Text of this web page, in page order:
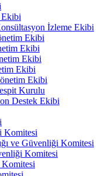
İzleme Ekibi
Ekibi
Ekibi
Ekibi
Ekibi
Ekibi
Kurulu
Destek Ekibi
Komitesi
ve Güvenliği Komitesi
Komitesi